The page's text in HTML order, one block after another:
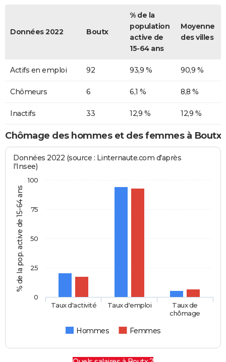
Données 2022 Boutx
% de la
population
active de
15-64 ans
Moyenne
des villes
Actifs en emploi 92 93,9 % 90,9 %
Chômeurs 6 6,1 % 8,8 %
Inactifs 33 12,9 % 12,9 %
Chômage des hommes et des femmes à Boutx
% de la pop. active de 15-64 ans
Données 2022 (source : Linternaute.com d'après
l'Insee)
Hommes Femmes
Taux d'activité Taux d'emploi
Taux de
chômage
0
25
50
75
100